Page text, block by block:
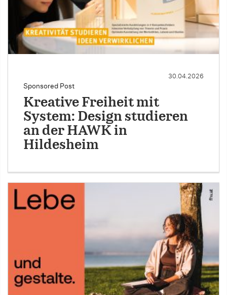
Sponsored Post
30.04.2026
Kreative Freiheit mit
System: Design studieren
an der HAWK in
Hildesheim